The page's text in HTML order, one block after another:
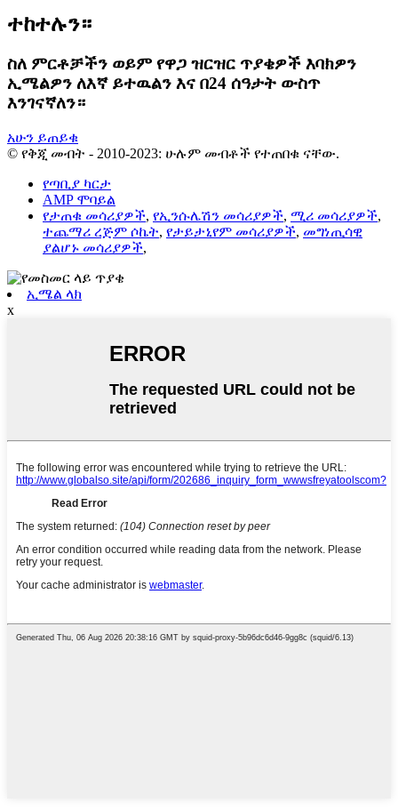
ተከተሉን።
ስለ ምርቶቻችን ወይም የዋጋ ዝርዝር ጥያቄዎች እባክዎን
ኢሜልዎን ለእኛ ይተዉልን እና በ24 ሰዓታት ውስጥ
እንገናኛለን።
አሁን ይጠይቁ
© የቅጂ መብት - 2010-2023: ሁሉም መብቶች የተጠበቁ ናቸው.
የጣቢያ ካርታ
AMP ሞባይል
የታጠቁ መሳሪያዎች, የኢንሱሌሽን መሳሪያዎች, ሚሪ መሳሪያዎች,
ተጨማሪ ረጅም ሶኬት, የታይታኒየም መሳሪያዎች, መግነጢሳዊ
ያልሆኑ መሳሪያዎች,
ኢሜል ላክ
x